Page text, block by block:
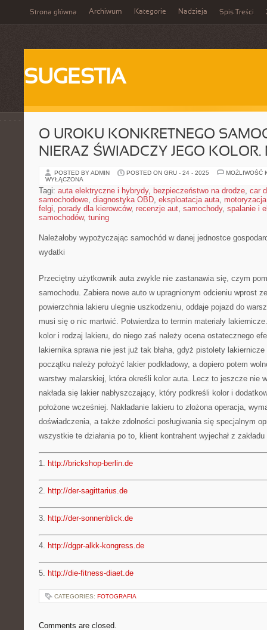
Strona główna Archiwum Kategorie Nadzieja Spis Treści
SUGESTIA
O UROKU KONKRETNEGO
NIERAZ ŚWIADCZY JEGO
POSTED BY ADMIN POSTED ON GRU - 24 - 2025
MOŻLIWOŚĆ
WYŁĄCZONA
Tagi: auta elektryczne i hybrydy, bezpieczeństwo na drodze, car
samochodowe, diagnostyka OBD, eksploatacja auta, motoryzacja
felgi, porady dla kierowców, recenzje aut, samochody, spalanie i
samochodów, tuning
Należałoby wypożyczając samochód w danej jednostce
wydatki
Przeciętny użytkownik auta zwykle nie zastanawia się, czym
samochodu. Zabiera nowe auto w upragnionym odcieniu wprost
powierzchnia lakieru ulegnie uszkodzeniu, oddaje pojazd do
musi się o nic martwić. Potwierdza to termin materiały
kolor i rodzaj lakieru, do niego zaś należy ocena ostatecznego
lakiernika sprawa nie jest już tak błaha, gdyż pistolety
początku należy położyć lakier podkładowy, a dopiero potem
warstwy malarskiej, która określi kolor auta. Lecz to jeszcze nie
nakłada się lakier nabłyszczający, który podkreśli kolor i
położone wcześniej. Nakładanie lakieru to złożona operacja,
doświadczenia, a także zdolności posługiwania się specjalnym
wszystkie te działania po to, klient kontrahent wyjechał z
1. http://brickshop-berlin.de
2. http://der-sagittarius.de
3. http://der-sonnenblick.de
4. http://dgpr-alkk-kongress.de
5. http://die-fitness-diaet.de
CATEGORIES: FOTOGRAFIA
Comments are closed.